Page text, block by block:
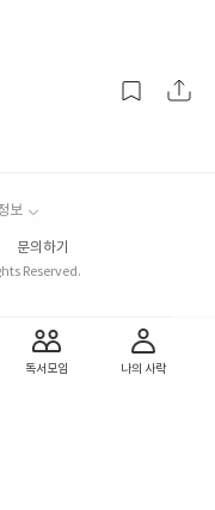
가질 수 있는가에 대한
궤도를 수정하게 된다.
급실로 실려가게 되고,
고 절대 고요를 찾게 된
독서모임 나의 사락
보
문의하기
Reserved.